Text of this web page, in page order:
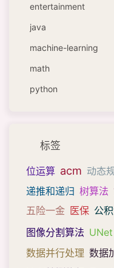
entertainment
java
machine-learning
math
python
标签
位运算 acm 动态
递推和递归 树算法
五险一金 医保 公
图像分割算法 UNet
数据并行处理 数据